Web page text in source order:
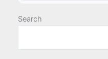
Search